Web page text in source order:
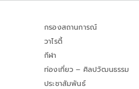
กรองสถานการณ์
วาไรตี้
กีฬา
ท่องเที่ยว – ศิลปวัฒนธรรม
ประชาสัมพันธ์